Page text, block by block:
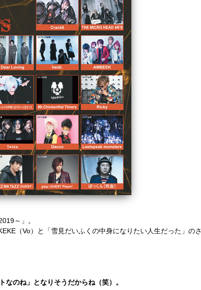
～」。
（Vo）と「雪見だいふくの中身になりたい人生だった」のさ
のね」となりそうだからね（笑）。